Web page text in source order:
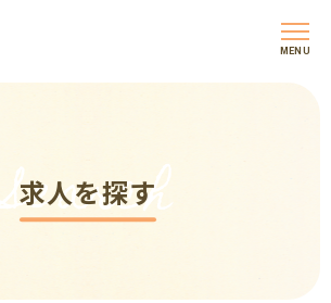
MENU
求人を探す
Search